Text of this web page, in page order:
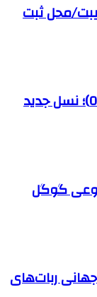
با ۸ سال غیبت/محل ثبت
معرفی کرکره فولادی اوکر (OKER)؛ نسل جدید
گوگل
ربات‌های